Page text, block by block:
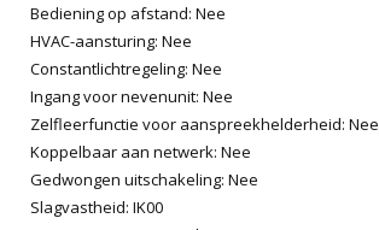
Bediening op afstand: Nee
HVAC-aansturing: Nee
Constantlichtregeling: Nee
Ingang voor nevenunit: Nee
Zelfleerfunctie voor aanspreekhelderheid: Nee
Koppelbaar aan netwerk: Nee
Gedwongen uitschakeling: Nee
Slagvastheid: IK00